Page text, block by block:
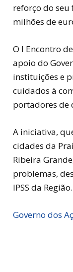
reforço do
milhões de
O I Encontro
apoio do
instituições e
cuidados à
portadores de
A iniciativa,
cidades da
Ribeira
problemas,
IPSS da Região.
Governo dos